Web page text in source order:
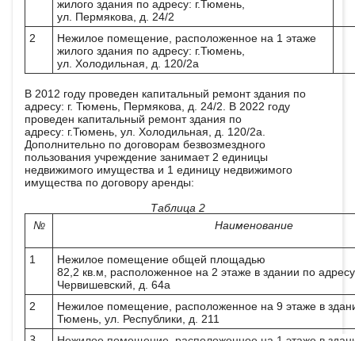
жилого здания по адресу: г.Тюмень,
ул. Пермякова, д. 24/2
2
Нежилое помещение, расположенное на 1 этаже
жилого здания по адресу: г.Тюмень,
ул. Холодильная, д. 120/2а
В 2012 году проведен капитальный ремонт здания по
адресу: г. Тюмень, Пермякова, д. 24/2. В 2022 году
проведен капитальный ремонт здания по
адресу: г.Тюмень, ул. Холодильная, д. 120/2а.
Дополнительно по договорам безвозмездного
пользования учреждение занимает 2 единицы
недвижимого имущества и 1 единицу недвижимого
имущества по договору аренды:
Таблица 2
№
Наименование
1
Нежилое помещение общей площадью
82,2 кв.м, расположенное на 2 этаже в здании по
Червишевский, д. 64а
2
Нежилое помещение, расположенное на 9 этаже в
Тюмень, ул. Республики, д. 211